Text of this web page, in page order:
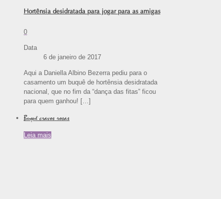
Hortênsia desidratada para jogar para as amigas
0
Data
6 de janeiro de 2017
Aqui a Daniella Albino Bezerra pediu para o
casamento um buquê de hortênsia desidratada
nacional, que no fim da “dança das fitas” ficou
para quem ganhou! […]
Buquê cravos rosas
Leia mais